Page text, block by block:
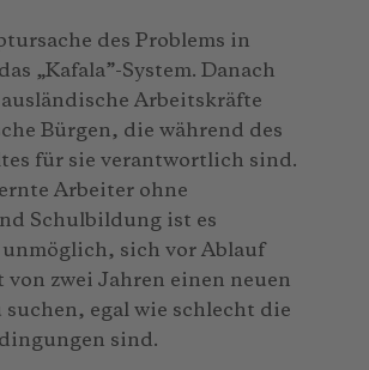
des Problems in
„Kafala”-System. Danach
Arbeitskräfte
Bürgen, die während des
für sie verantwortlich sind.
Arbeiter ohne
Schulbildung ist es
sich vor Ablauf
von zwei Jahren einen neuen
suchen, egal wie schlecht die
sind.